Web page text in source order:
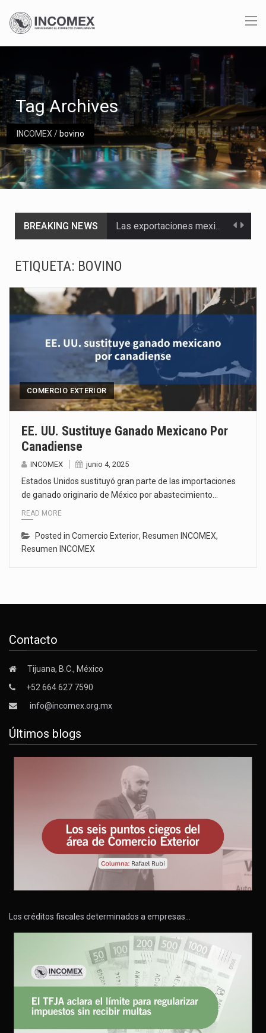
INCOMEX/ bovino
Tag Archives
BREAKING NEWS Las exportaciones mexicanas de vehículos ligeros disminuyeron 9.67 % en julio a tasa anual, alcanzando…
Solo el 17.8 % de las empresas en México se considera totalmente preparada para la…
La industria automotriz mexicana concentra más de la mitad de las quejas bajo el Mecanismo…
ETIQUETA: BOVINO
COMERCIO EXTERIOR
EE. UU. Sustituye Ganado Mexicano Por
Canadiense
INCOMEX junio 4, 2025
Estados Unidos sustituyó gran parte de las importaciones
de ganado originario de México por abastecimiento…
READ MORE
Posted in Comercio Exterior, Resumen INCOMEX,
Resumen INCOMEX
Contacto
Tijuana, B.C., México
+52 664 627 7590
info@incomex.org.mx
Últimos blogs
Los créditos fiscales determinados a empresas…